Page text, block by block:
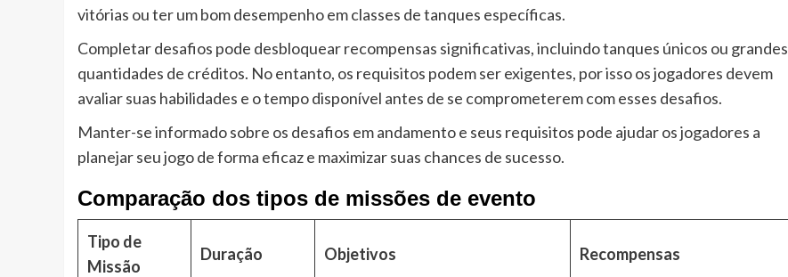
vitórias ou ter um bom desempenho em classes de tanques específicas.
Completar desafios pode desbloquear recompensas significativas, incluindo tanques únicos ou grandes
quantidades de créditos. No entanto, os requisitos podem ser exigentes, por isso os jogadores devem
avaliar suas habilidades e o tempo disponível antes de se comprometerem com esses desafios.
Manter-se informado sobre os desafios em andamento e seus requisitos pode ajudar os jogadores a
planejar seu jogo de forma eficaz e maximizar suas chances de sucesso.
Comparação dos tipos de missões de evento
Tipo de
Missão
Duração Objetivos Recompensas